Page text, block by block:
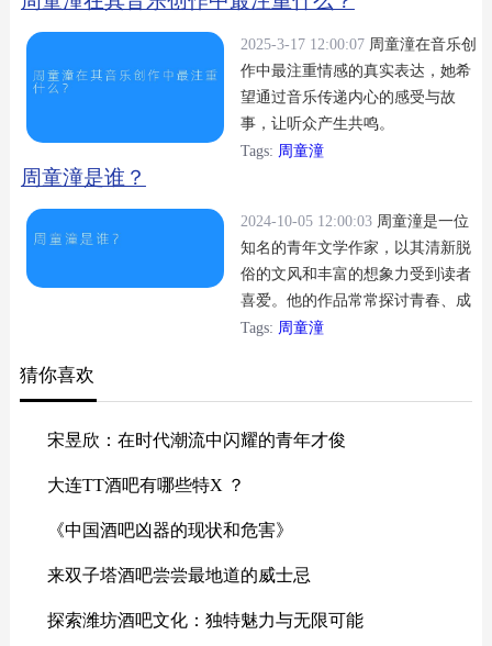
2025-3-17 12:00:07 周童潼在音乐创
作中最注重情感的真实表达，她希
望通过音乐传递内心的感受与故
事，让听众产生共鸣。
Tags: 周童潼
周童潼是谁？
2024-10-05 12:00:03 周童潼是一位
知名的青年文学作家，以其清新脱
俗的文风和丰富的想象力受到读者
喜爱。他的作品常常探讨青春、成
长以及人与人之间的情感。
Tags: 周童潼
猜你喜欢
宋昱欣：在时代潮流中闪耀的青年才俊
大连TT酒吧有哪些特X ？
《中国酒吧凶器的现状和危害》
来双子塔酒吧尝尝最地道的威士忌
探索潍坊酒吧文化：独特魅力与无限可能